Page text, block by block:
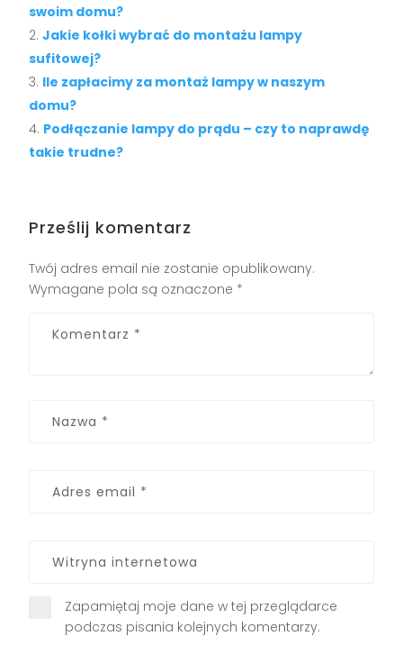
swoim domu?
Jakie kołki wybrać do montażu lampy
sufitowej?
Ile zapłacimy za montaż lampy w naszym
domu?
Podłączanie lampy do prądu – czy to naprawdę
takie trudne?
Prześlij komentarz
Twój adres email nie zostanie opublikowany.
Wymagane pola są oznaczone *
Zapamiętaj moje dane w tej przeglądarce
podczas pisania kolejnych komentarzy.